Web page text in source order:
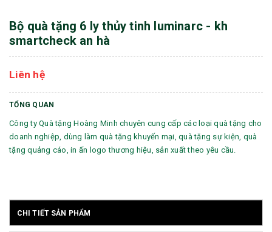
Bộ quà tặng 6 ly thủy tinh luminarc - kh
smartcheck an hà
Liên hệ
TỔNG QUAN
Công ty Quà tặng Hoàng Minh chuyên cung cấp các loại quà tặng cho
doanh nghiệp, dùng làm quà tặng khuyến mại, quà tặng sự kiện, quà
tặng quảng cáo, in ấn logo thương hiệu, sản xuất theo yêu cầu.
CHI TIẾT SẢN PHẨM